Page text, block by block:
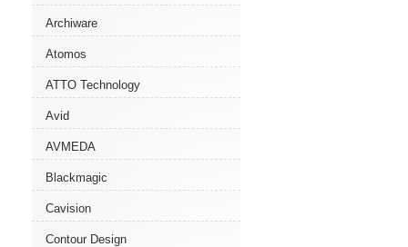
Archiware
Atomos
ATTO Technology
Avid
AVMEDA
Blackmagic
Cavision
Contour Design